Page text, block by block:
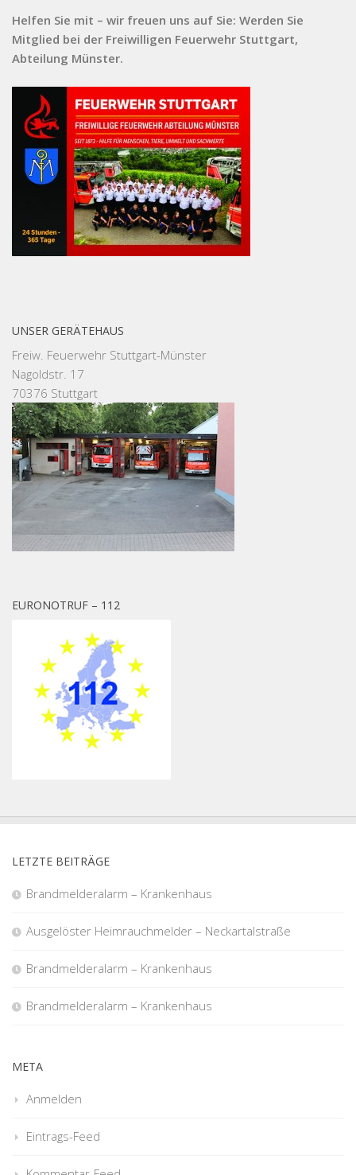
Helfen Sie mit – wir freuen uns auf Sie: Werden Sie
Mitglied bei der Freiwilligen Feuerwehr Stuttgart,
Abteilung Münster.
UNSER GERÄTEHAUS
Freiw. Feuerwehr Stuttgart-Münster
Nagoldstr. 17
70376 Stuttgart
EURONOTRUF – 112
LETZTE BEITRÄGE
Brandmelderalarm – Krankenhaus
Ausgelöster Heimrauchmelder – Neckartalstraße
Brandmelderalarm – Krankenhaus
Brandmelderalarm – Krankenhaus
META
Anmelden
Eintrags-Feed